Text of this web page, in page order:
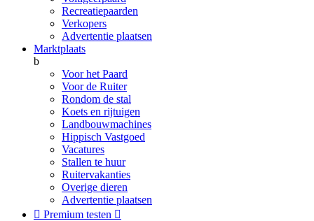
Recreatiepaarden
Verkopers
Advertentie plaatsen
Marktplaats
b
Voor het Paard
Voor de Ruiter
Rondom de stal
Koets en rijtuigen
Landbouwmachines
Hippisch Vastgoed
Vacatures
Stallen te huur
Ruitervakanties
Overige dieren
Advertentie plaatsen
 Premium testen 